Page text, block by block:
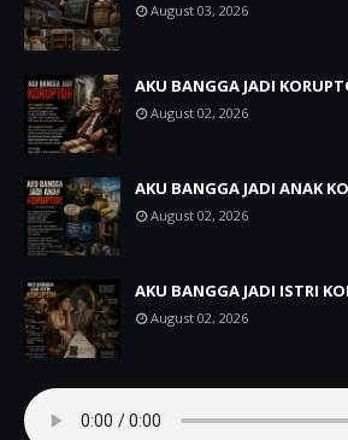
August 03, 2026
AKU BANGGA JADI
August 02, 2026
AKU BANGGA JADI ANAK
August 02, 2026
AKU BANGGA JADI ISTRI
August 02, 2026